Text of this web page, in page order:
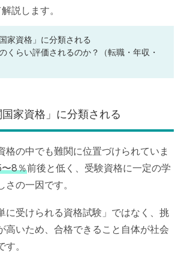
説します。
家資格」に分類される
くらい評価されるのか？（転職・年収・
家資格」に分類される
格の中でも難関に位置づけられていま
8％前後と低く、受験資格に一定の学
の一因です。
に受けられる資格試験」ではなく、挑
高いため、合格できること自体が社会
。